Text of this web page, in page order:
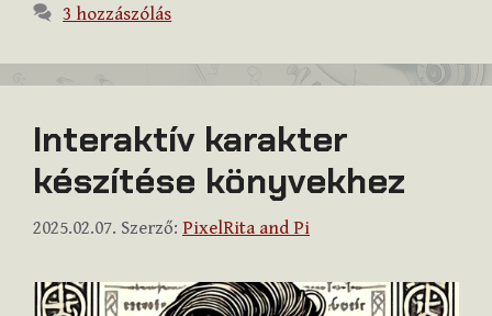
3 hozzászólás
Interaktív karakter
készítése könyvekhez
2025.02.07. Szerző: PixelRita and Pi